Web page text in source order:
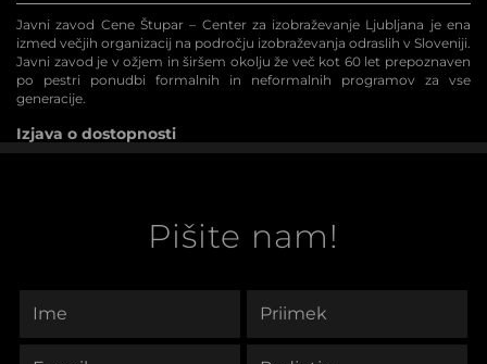
Javni zavod Cene Štupar – Center za izobraževanje Ljubljana je ena
izmed večjih organizacij na področju izobraževanja odraslih v Sloveniji.
Javni zavod je v ožjem in širšem okolju že več kot 60 let prepoznaven
po pestri ponudbi formalnih in neformalnih programov za vse
generacije.
Izjava o dostopnosti
Pišite nam!